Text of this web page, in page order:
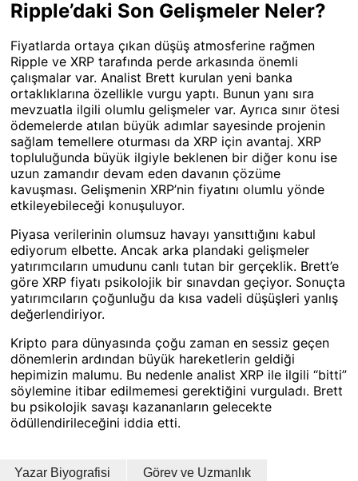
Ripple’daki Son Gelişmeler Neler?
Fiyatlarda ortaya çıkan düşüş atmosferine rağmen
Ripple ve XRP tarafında perde arkasında önemli
çalışmalar var. Analist Brett kurulan yeni banka
ortaklıklarına özellikle vurgu yaptı. Bunun yanı sıra
mevzuatla ilgili olumlu gelişmeler var. Ayrıca sınır ötesi
ödemelerde atılan büyük adımlar sayesinde projenin
sağlam temellere oturması da XRP için avantaj. XRP
topluluğunda büyük ilgiyle beklenen bir diğer konu ise
uzun zamandır devam eden davanın çözüme
kavuşması. Gelişmenin XRP’nin fiyatını olumlu yönde
etkileyebileceği konuşuluyor.
Piyasa verilerinin olumsuz havayı yansıttığını kabul
ediyorum elbette. Ancak arka plandaki gelişmeler
yatırımcıların umudunu canlı tutan bir gerçeklik. Brett’e
göre XRP fiyatı psikolojik bir sınavdan geçiyor. Sonuçta
yatırımcıların çoğunluğu da kısa vadeli düşüşleri yanlış
değerlendiriyor.
Kripto para dünyasında çoğu zaman en sessiz geçen
dönemlerin ardından büyük hareketlerin geldiği
hepimizin malumu. Bu nedenle analist XRP ile ilgili “bitti”
söylemine itibar edilmemesi gerektiğini vurguladı. Brett
bu psikolojik savaşı kazananların gelecekte
ödüllendirileceğini iddia etti.
Yazar Biyografisi Görev ve Uzmanlık